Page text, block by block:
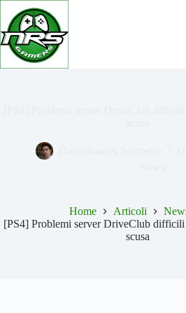
Salta
contenuto
Home Articoli
[PS4] Problemi server DriveClub difficili
scusa